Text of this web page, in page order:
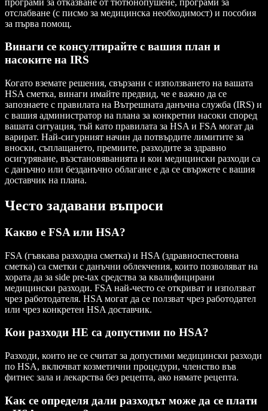
отслабване (с писмо за медицинска необходимост) и пособия
за първа помощ.
Винаги се консултирайте с вашия план и
насоките на IRS
Когато вземате решения, свързани с използването на вашата
HSA сметка, винаги имайте предвид, че е важно да се
запознаете с правилата на Вътрешната данъчна служба (IRS) и
с вашия администратор на плана за конкретни насоки според
вашата ситуация, тъй като правилата за HSA и FSA могат да
варират. Най-сигурният начин да потвърдите лимитите за
вноски, съплащането, премиите, разходите за здравно
осигуряване, възстановяванията и кои медицински разходи са
с данъчно или безданъчно облагане е да се свържете с вашия
доставчик на плана.
Често задавани въпроси
Какво е FSA или HSA?
FSA (гъвкава разходна сметка) и HSA (здравноспестовна
сметка) са сметки с данъчни облекчения, които позволяват на
хората да за side pre-tax средства за квалифицирани
медицински разходи. FSA най-често се откриват и използват
чрез работодателя. HSA могат да се ползват чрез работодател
или чрез конкретен HSA доставчик.
Кои разходи НЕ са допустими по HSA?
Разходи, които не се считат за допустими медицински разходи
по HSA, включват козметични процедури, членство във
фитнес зала и лекарства без рецепта, ако нямате рецепта.
Как се определя дали разходът може да се плати